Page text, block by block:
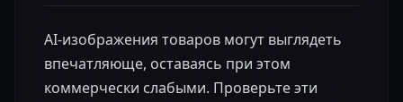
AI-изображения товаров могут выглядеть
впечатляюще, оставаясь при этом
коммерчески слабыми. Проверьте эти